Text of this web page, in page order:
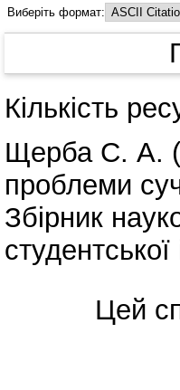
Виберіть формат:
Кількість
Щерба С. А.
проблеми
Збірник
Цей